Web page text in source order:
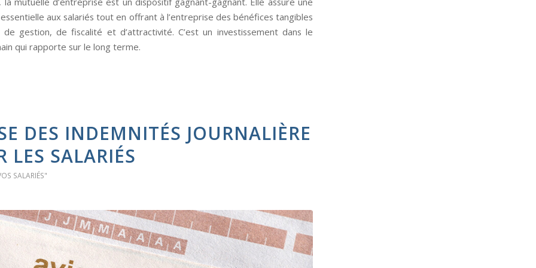
aux salariés tout en offrant à l’entreprise des bénéfices tangibles
gestion, de fiscalité et d’attractivité. C’est un investissement dans le
qui rapporte sur le long terme.
DES INDEMNITÉS JOURNALIÈRE
LES SALARIÉS
SALARIÉS"